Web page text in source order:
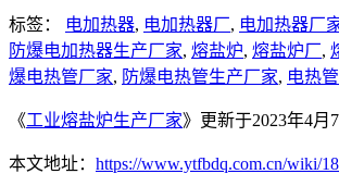
标签： 电加热器, 电加热器厂, 电加热器厂
防爆电加热器生产厂家, 熔盐炉, 熔盐炉厂,
爆电热管厂家, 防爆电热管生产厂家, 电热
《工业熔盐炉生产厂家》更新于2023年4月7
本文地址： https://www.ytfbdq.com.cn/wiki/